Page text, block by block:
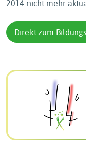
2014 nicht mehr
Direkt zum